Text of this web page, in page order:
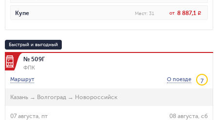
Купе Мест: 31 от 8 887,1 R
Быстрый и выгодный
№ 509Г
ФПК
Маршрут
О поезде 7
Казань → Волгоград → Новороссийск
07 августа, пт 08 августа, сб